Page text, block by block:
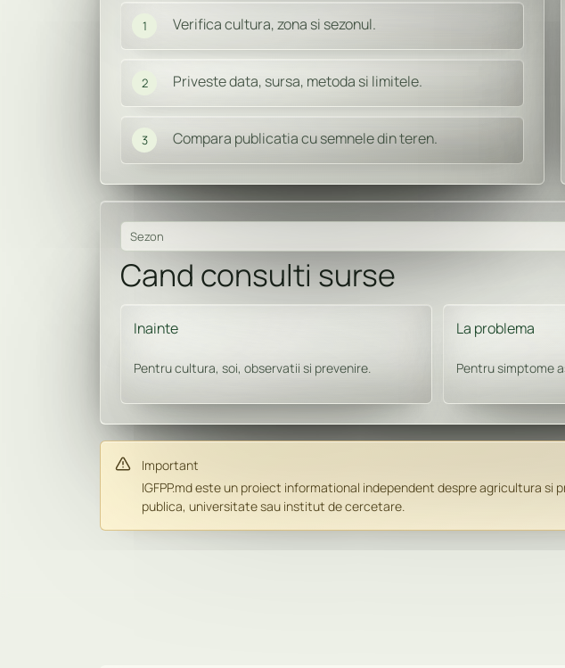
1 Verifica cultura, zona si sezonul.
2 Priveste data, sursa, metoda si limitele.
3 Compara publicatia cu semnele din teren.
Sezon
Cand consulti surse
Inainte
Pentru cultura, soi, observatii si prevenire.
La problema
Pentru simptome
Important
IGFPP.md este un proiect informational independent despre agricultura
publica, universitate sau institut de cercetare.